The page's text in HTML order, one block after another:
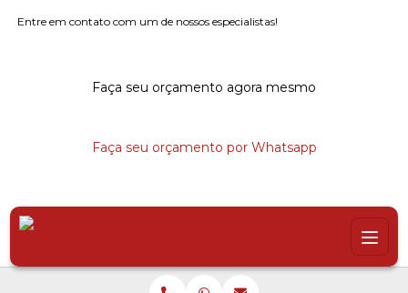
Entre em contato com um de nossos especialistas!
Faça seu orçamento agora mesmo
Faça seu orçamento por Whatsapp